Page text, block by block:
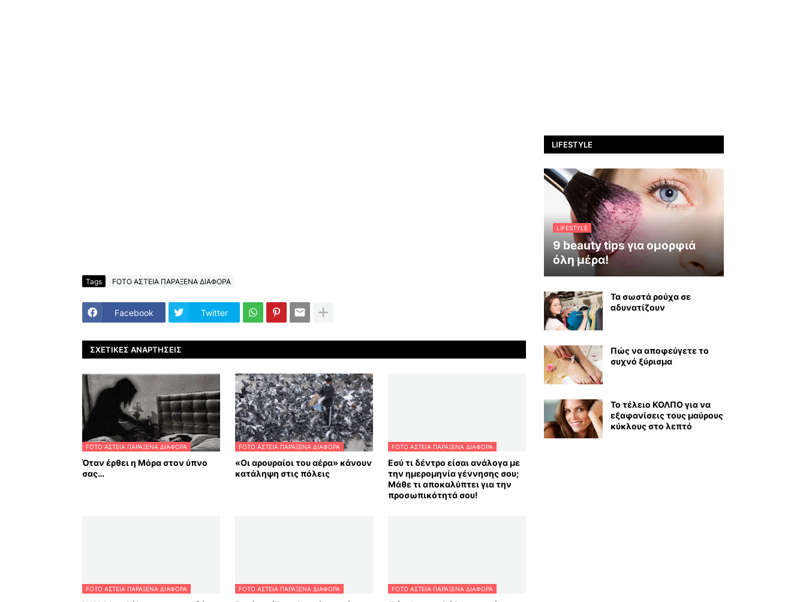
Tags FOTO ΑΣΤΕΙΑ ΠΑΡΑΞΕΝΑ ΔΙΑΦΟΡΑ
Facebook Twitter
ΣΧΕΤΙΚΈΣ ΑΝΑΡΤΉΣΕΙΣ
FOTO ΑΣΤΕΙΑ ΠΑΡΑΞΕΝΑ ΔΙΑΦΟΡΑ
Όταν έρθει η Μόρα στον ύπνο
σας…
FOTO ΑΣΤΕΙΑ ΠΑΡΑΞΕΝΑ ΔΙΑΦΟΡΑ
«Οι αρουραίοι του αέρα» κάνουν
κατάληψη στις πόλεις
FOTO ΑΣΤΕΙΑ ΠΑΡΑΞΕΝΑ ΔΙΑΦΟΡΑ
Εσύ τι δέντρο είσαι ανάλογα με
την ημερομηνία γέννησης σου;
Μάθε τι αποκαλύπτει για την
προσωπικότητά σου!
FOTO ΑΣΤΕΙΑ ΠΑΡΑΞΕΝΑ ΔΙΑΦΟΡΑ FOTO ΑΣΤΕΙΑ ΠΑΡΑΞΕΝΑ ΔΙΑΦΟΡΑ FOTO ΑΣΤΕΙΑ ΠΑΡΑΞΕΝΑ ΔΙΑΦΟΡΑ
LIFESTYLE
LIFESTYLE
9 beauty tips για ομορφιά
όλη μέρα!
Τα σωστά ρούχα σε
αδυνατίζουν
Πώς να αποφεύγετε το
συχνό ξύρισμα
Το τέλειο ΚΟΛΠΟ για να
εξαφανίσεις τους μαύρους
κύκλους στο λεπτό